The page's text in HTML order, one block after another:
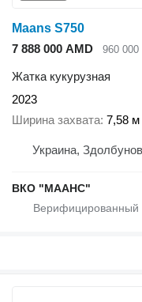
Maans S750
7 888 000 AMD
960 000
Жатка кукурузная
2023
Ширина захвата 7,58 м
Украина, Здолбунов
ВКО "МААНС"